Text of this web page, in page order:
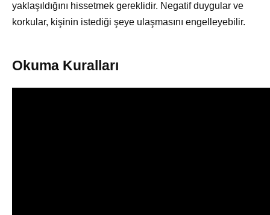
yaklaşıldığını hissetmek gereklidir. Negatif duygular ve
korkular, kişinin istediği şeye ulaşmasını engelleyebilir.
Okuma Kuralları